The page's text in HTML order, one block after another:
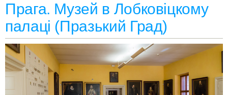
Прага. Музей в Лобковіцкому
палаці (Празький Град)